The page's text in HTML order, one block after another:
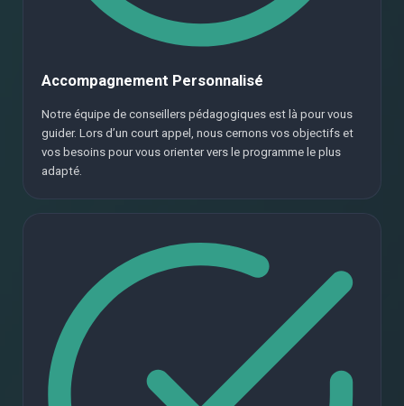
Accompagnement Personnalisé
Notre équipe de conseillers pédagogiques est là pour vous
guider. Lors d’un court appel, nous cernons vos objectifs et
vos besoins pour vous orienter vers le programme le plus
adapté.